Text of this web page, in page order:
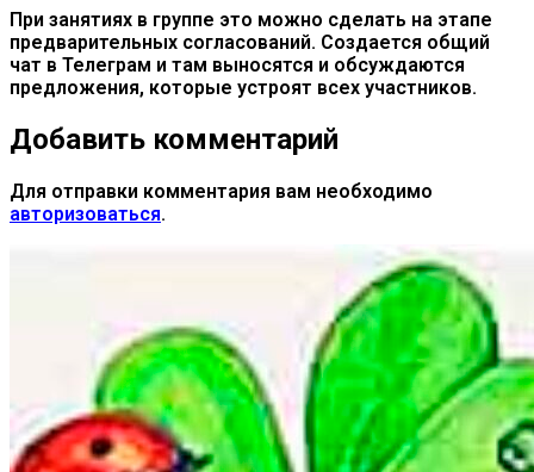
При занятиях в группе это можно сделать на этапе
предварительных согласований. Создается общий
чат в Телеграм и там выносятся и обсуждаются
предложения, которые устроят всех участников.
Добавить комментарий
Для отправки комментария вам необходимо
авторизоваться.